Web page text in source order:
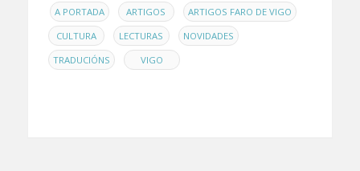
ENA PORTADA , ARTIGOS , ARTIGOS FARO DE VIGO ,
CULTURA , LECTURAS , NOVIDADES ,
TRADUCIÓNS , VIGO